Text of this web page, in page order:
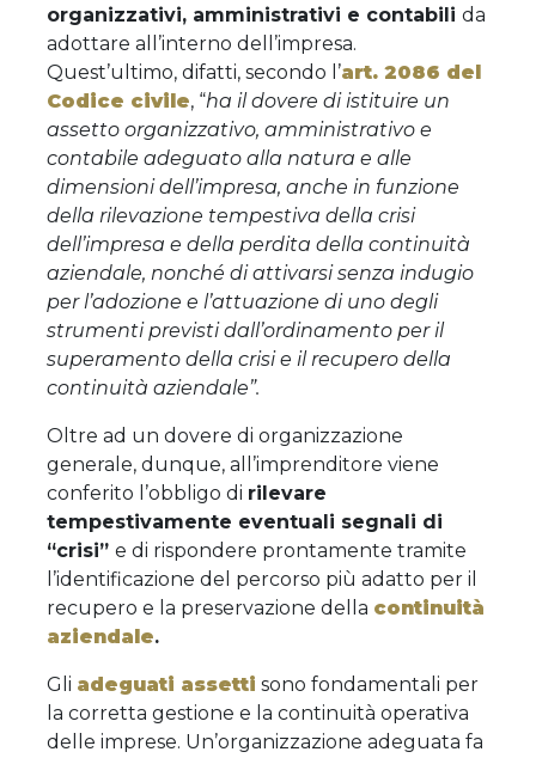
organizzativi, amministrativi e contabili da
adottare all’interno dell’impresa.
Quest’ultimo, difatti, secondo l’art. 2086 del
Codice civile, “ha il dovere di istituire un
assetto organizzativo, amministrativo e
contabile adeguato alla natura e alle
dimensioni dell’impresa, anche in funzione
della rilevazione tempestiva della crisi
dell’impresa e della perdita della continuità
aziendale, nonché di attivarsi senza indugio
per l’adozione e l’attuazione di uno degli
strumenti previsti dall’ordinamento per il
superamento della crisi e il recupero della
continuità aziendale”.
Oltre ad un dovere di organizzazione
generale, dunque, all’imprenditore viene
conferito l’obbligo di rilevare
tempestivamente eventuali segnali di
“crisi” e di rispondere prontamente tramite
l’identificazione del percorso più adatto per il
recupero e la preservazione della continuità
aziendale.
Gli adeguati assetti sono fondamentali per
la corretta gestione e la continuità operativa
delle imprese. Un’organizzazione adeguata fa